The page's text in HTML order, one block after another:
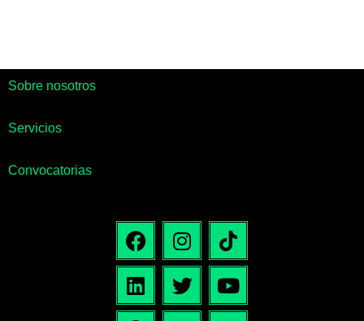
Sobre nosotros
Servicios
Convocatorias